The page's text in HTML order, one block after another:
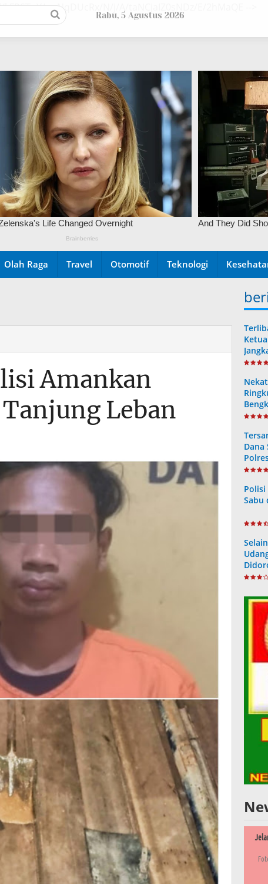
ywNqDUcRx/N/j/A/taNCjaIZ0sNDz/E/2hMaQE
Rabu, 5 Agustus 2026
Olah Raga Travel Otomotif Teknologi
Amankan
Leban
Dana
Polisi
Sabu